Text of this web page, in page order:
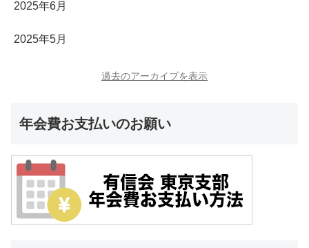
2025年6月
2025年5月
過去のアーカイブを表示
年会費お支払いのお願い